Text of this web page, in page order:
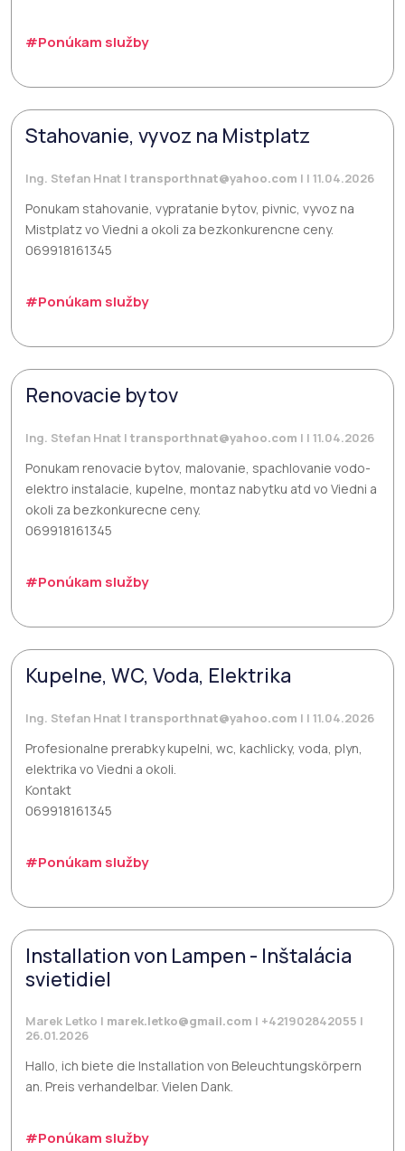
#Ponúkam služby
Stahovanie, vyvoz na Mistplatz
Ing. Stefan Hnat | transporthnat@yahoo.com | | 11.04.2026
Ponukam stahovanie, vypratanie bytov, pivnic, vyvoz na
Mistplatz vo Viedni a okoli za bezkonkurencne ceny.
069918161345
#Ponúkam služby
Renovacie bytov
Ing. Stefan Hnat | transporthnat@yahoo.com | | 11.04.2026
Ponukam renovacie bytov, malovanie, spachlovanie vodo-
elektro instalacie, kupelne, montaz nabytku atd vo Viedni a
okoli za bezkonkurecne ceny.
069918161345
#Ponúkam služby
Kupelne, WC, Voda, Elektrika
Ing. Stefan Hnat | transporthnat@yahoo.com | | 11.04.2026
Profesionalne prerabky kupelni, wc, kachlicky, voda, plyn,
elektrika vo Viedni a okoli.
Kontakt
069918161345
#Ponúkam služby
Installation von Lampen - Inštalácia
svietidiel
Marek Letko | marek.letko@gmail.com | +421902842055 |
26.01.2026
Hallo, ich biete die Installation von Beleuchtungskörpern
an. Preis verhandelbar. Vielen Dank.
#Ponúkam služby